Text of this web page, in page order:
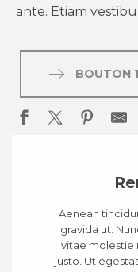
ante. Etiam
BOUTON 1
Aenean
gravida ut.
vitae molestie
justo. Ut